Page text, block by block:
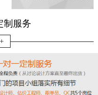
制服务